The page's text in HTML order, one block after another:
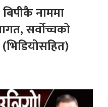
नाममा
सर्वोच्चको